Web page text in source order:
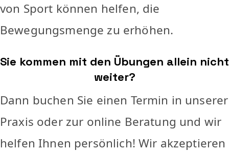
von Sport können helfen, die
Bewegungsmenge zu erhöhen.
Sie kommen mit den Übungen allein nicht
weiter?
Dann buchen Sie einen Termin in unserer
Praxis oder zur online Beratung und wir
helfen Ihnen persönlich! Wir akzeptieren